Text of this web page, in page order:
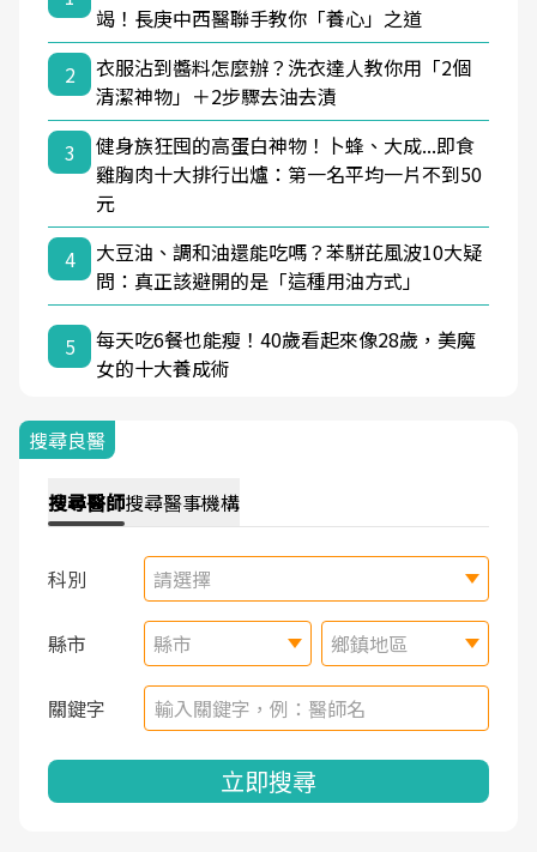
竭！長庚中西醫聯手教你「養心」之道
2
衣服沾到醬料怎麼辦？洗衣達人教你用「2個
清潔神物」＋2步驟去油去漬
3
健身族狂囤的高蛋白神物！卜蜂、大成...即食
雞胸肉十大排行出爐：第一名平均一片不到50
元
4
大豆油、調和油還能吃嗎？苯駢芘風波10大疑
問：真正該避開的是「這種用油方式」
5
每天吃6餐也能瘦！40歲看起來像28歲，美魔
女的十大養成術
搜尋良醫
搜尋醫師搜尋醫事機構
科別 請選擇
縣市 縣市 鄉鎮地區
關鍵字
立即搜尋